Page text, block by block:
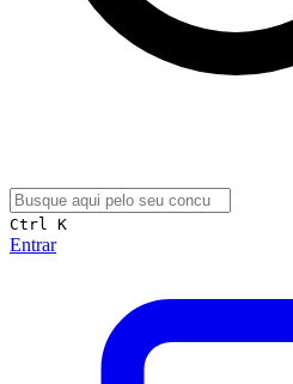
Ctrl K
Entrar